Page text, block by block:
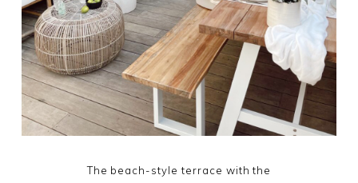
The beach-style terrace with the